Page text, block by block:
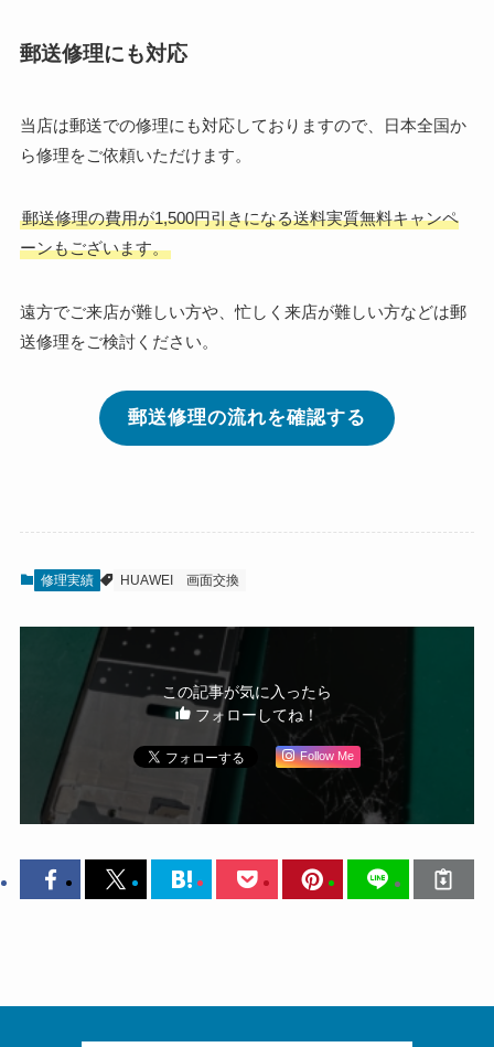
郵送修理にも対応
当店は郵送での修理にも対応しておりますので、日本全国か
ら修理をご依頼いただけます。
郵送修理の費用が1,500円引きになる送料実質無料キャンペ
ーンもございます。
遠方でご来店が難しい方や、忙しく来店が難しい方などは郵
送修理をご検討ください。
郵送修理の流れを確認する
修理実績 HUAWEI 画面交換
この記事が気に入ったら
フォローしてね！
Follow Me